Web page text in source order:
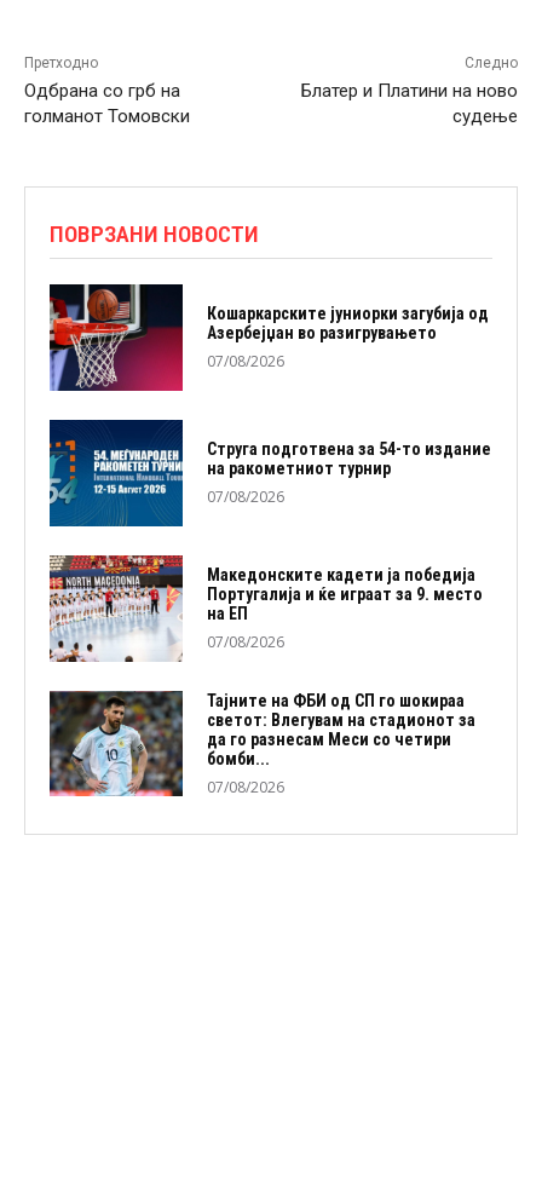
Претходно
Одбрана со грб на
голманот Томовски
Следно
Блатер и Платини на ново
судење
ПОВРЗАНИ НОВОСТИ
Кошаркарските јуниорки загубија од
Азербејџан во разигрувањето
07/08/2026
Струга подготвена за 54-то издание
на ракометниот турнир
07/08/2026
Македонските кадети ја победија
Португалија и ќе играат за 9. место
на ЕП
07/08/2026
Тајните на ФБИ од СП го шокираа
светот: Влегувам на стадионот за
да го разнесам Меси со четири
бомби...
07/08/2026